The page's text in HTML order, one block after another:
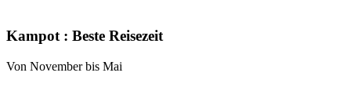
Kampot : Beste Reisezeit
Von November bis Mai